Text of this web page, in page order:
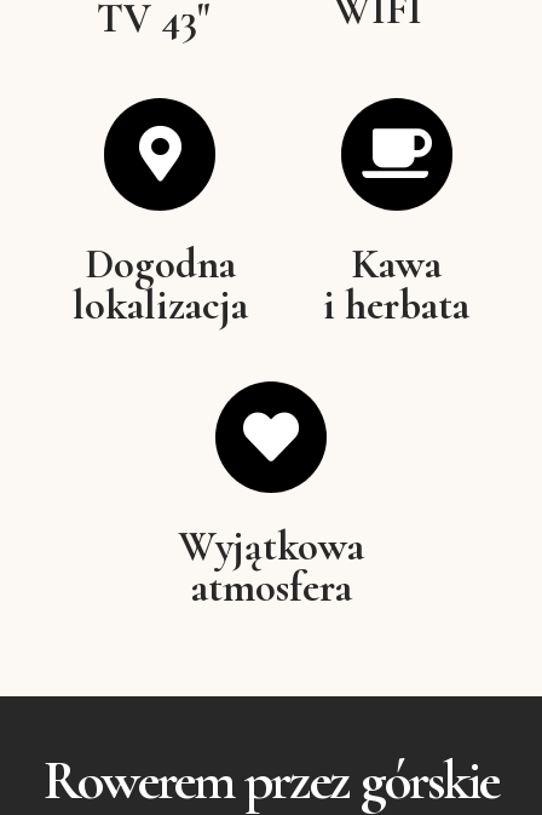
TV 43"
Dogodna
lokalizacja
Kawa
i herbata
Wyjątkowa
atmosfera
Rowerem przez górskie